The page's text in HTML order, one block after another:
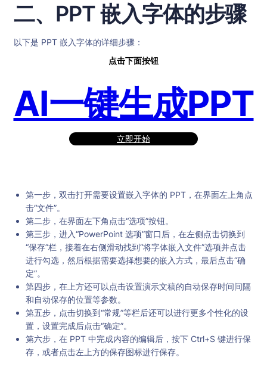
二、PPT 嵌入字体的步骤
以下是 PPT 嵌入字体的详细步骤：
点击下面按钮
AI一键生成PPT
立即开始
第一步，双击打开需要设置嵌入字体的 PPT，在界面左上角点
击“文件”。
第二步，在界面左下角点击“选项”按钮。
第三步，进入“PowerPoint 选项”窗口后，在左侧点击切换到
“保存”栏，接着在右侧滑动找到“将字体嵌入文件”选项并点击
进行勾选，然后根据需要选择想要的嵌入方式，最后点击“确
定”。
第四步，在上方还可以点击设置演示文稿的自动保存时间间隔
和自动保存的位置等参数。
第五步，点击切换到“常规”等栏后还可以进行更多个性化的设
置，设置完成后点击“确定”。
第六步，在 PPT 中完成内容的编辑后，按下 Ctrl+S 键进行保
存，或者点击左上方的保存图标进行保存。